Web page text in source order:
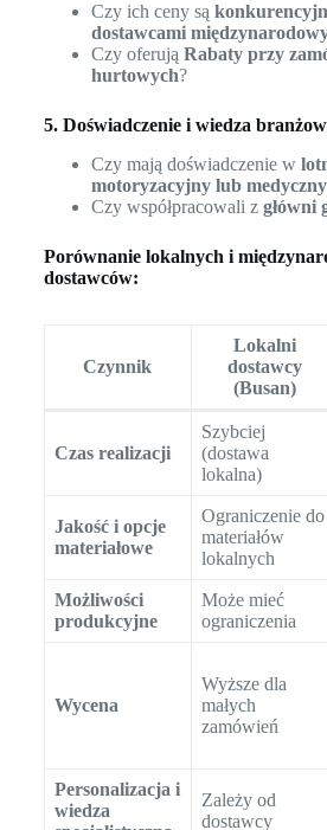
Czy ich ceny są
dostawcami
Czy oferują Rabaty przy
hurtowych?
5. Doświadczenie i wiedza
Czy mają doświadczenie w
motoryzacyjny lub
Czy współpracowali z główni
Porównanie lokalnych i
dostawców:
Czynnik
Lokalni
dostawcy
(Busan)
Czas realizacji
Szybciej
(dostawa
lokalna)
Jakość i opcje
materiałowe
Ograniczenie do
materiałów
lokalnych
Możliwości
produkcyjne
Może mieć
ograniczenia
Wycena
Wyższe dla
małych
zamówień
Personalizacja i
wiedza
Zależy od
dostawcy